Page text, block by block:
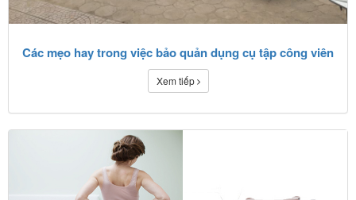
Các mẹo hay trong việc bảo quản dụng cụ tập công viên
Xem tiếp